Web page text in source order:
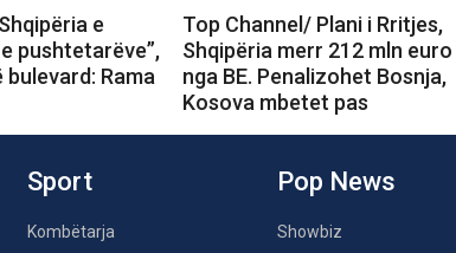
e
pushtetarëve”,
Rama
Top Channel/ Plani i Rritjes,
Shqipëria merr 212 mln euro
nga BE. Penalizohet Bosnja,
Kosova mbetet pas
Sport
Kombëtarja
Pop News
Showbiz